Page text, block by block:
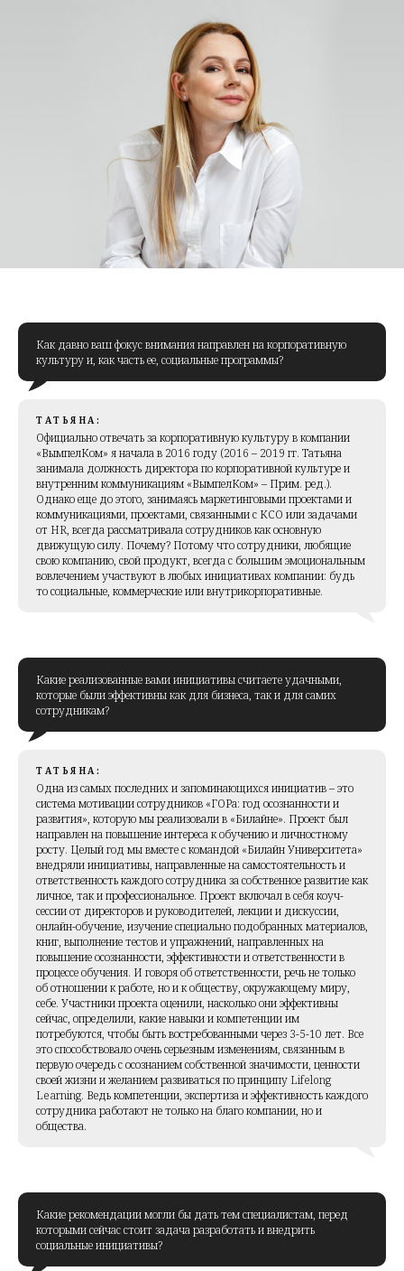
Как давно ваш фокус внимания направлен на корпоративную
культуру и, как часть ее, социальные программы?
ТАТЬЯНА:
Официально отвечать за корпоративную культуру в компании
«ВымпелКом» я начала в 2016 году (2016 – 2019 гг. Татьяна
занимала должность директора по корпоративной культуре и
внутренним коммуникациям «ВымпелКом» – Прим. ред.).
Однако еще до этого, занимаясь маркетинговыми проектами и
коммуникациями, проектами, связанными с КСО или задачами
от HR, всегда рассматривала сотрудников как основную
движущую силу. Почему? Потому что сотрудники, любящие
свою компанию, свой продукт, всегда с большим эмоциональным
вовлечением участвуют в любых инициативах компании: будь
то социальные, коммерческие или внутрикорпоративные.
Какие реализованные вами инициативы считаете удачными,
которые были эффективны как для бизнеса, так и для самих
сотрудникам?
ТАТЬЯНА:
Одна из самых последних и запоминающихся инициатив – это
система мотивации сотрудников «ГОРа: год осознанности и
развития», которую мы реализовали в «Билайне». Проект был
направлен на повышение интереса к обучению и личностному
росту. Целый год мы вместе с командой «Билайн Университета»
внедряли инициативы, направленные на самостоятельность и
ответственность каждого сотрудника за собственное развитие как
личное, так и профессиональное. Проект включал в себя коуч-
сессии от директоров и руководителей, лекции и дискуссии,
онлайн-обучение, изучение специально подобранных материалов,
книг, выполнение тестов и упражнений, направленных на
повышение осознанности, эффективности и ответственности в
процессе обучения. И говоря об ответственности, речь не только
об отношении к работе, но и к обществу, окружающему миру,
себе. Участники проекта оценили, насколько они эффективны
сейчас, определили, какие навыки и компетенции им
потребуются, чтобы быть востребованными через 3-5-10 лет. Все
это способствовало очень серьезным изменениям, связанным в
первую очередь с осознанием собственной значимости, ценности
своей жизни и желанием развиваться по принципу Lifelong
Learning. Ведь компетенции, экспертиза и эффективность каждого
сотрудника работают не только на благо компании, но и
общества.
Какие рекомендации могли бы дать тем специалистам, перед
которыми сейчас стоит задача разработать и внедрить
социальные инициативы?